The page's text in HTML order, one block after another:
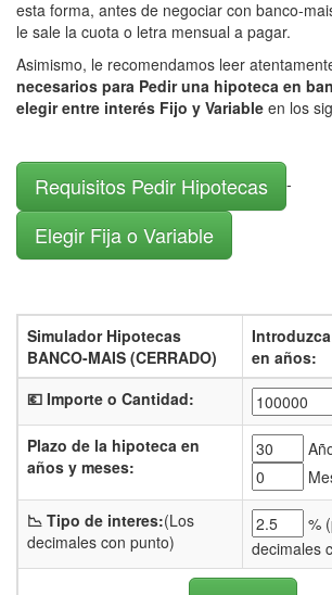
esta forma, antes de negociar con banco-
le sale la cuota o letra mensual a pagar.
Asimismo, le recomendamos leer
necesarios para Pedir una hipoteca en
elegir entre interés Fijo y Variable en los
Requisitos Pedir Hipotecas -
Elegir Fija o Variable
Simulador Hipotecas
BANCO-MAIS (CERRADO)
en años:
💶 Importe o Cantidad:
Plazo de la hipoteca en
años y meses:
📉 Tipo de interes:(Los
decimales con punto)
% (
decimales